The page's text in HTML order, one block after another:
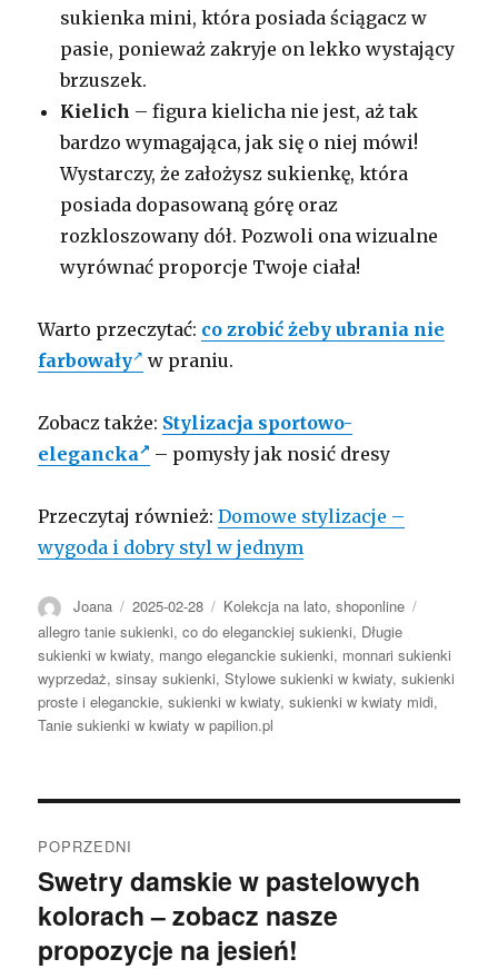
sukienka mini, która posiada ściągacz w
pasie, ponieważ zakryje on lekko wystający
brzuszek.
Kielich – figura kielicha nie jest, aż tak
bardzo wymagająca, jak się o niej mówi!
Wystarczy, że założysz sukienkę, która
posiada dopasowaną górę oraz
rozkloszowany dół. Pozwoli ona wizualne
wyrównać proporcje Twoje ciała!
Warto przeczytać: co zrobić żeby ubrania nie
farbowały
w praniu.
Zobacz także: Stylizacja sportowo-
elegancka
– pomysły jak nosić dresy
Przeczytaj również:Domowe stylizacje –
wygoda i dobry styl w jednym
Autor
Joana Opublikowano
2025-02-28 Kategorie
Kolekcja na lato,shoponline
allegro tanie sukienki,co do eleganckiej sukienki, Długie
sukienki w kwiaty, mango eleganckie sukienki, monnari sukienki
wyprzedaż,sinsay sukienki,Stylowe sukienki w kwiaty,sukienki
proste i eleganckie,sukienki w kwiaty,sukienki w kwiaty midi,
Tanie sukienki w kwiaty w papilion.pl
wpisu
POPRZEDNI
Poprzedni
wpis:
Swetry damskie w pastelowych
kolorach – zobacz nasze
propozycje na jesień!